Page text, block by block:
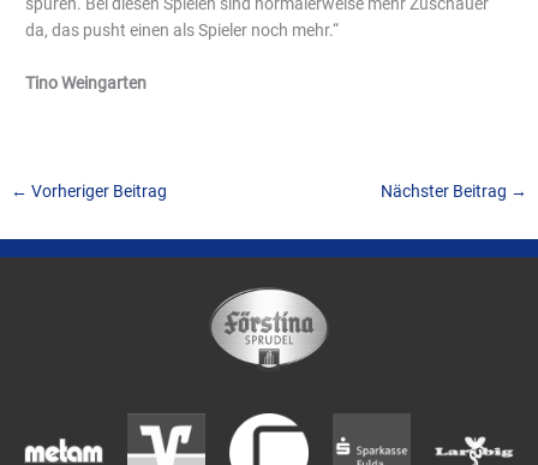
da, das pusht einen als Spieler noch mehr.“
Tino Weingarten
← Vorheriger Beitrag Nächster Beitrag →